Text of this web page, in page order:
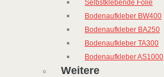
Selbstklebende Folie
Bodenaufkleber BW400
Bodenaufkleber BA250
Bodenaufkleber TA300
Bodenaufkleber AS1000
Weitere